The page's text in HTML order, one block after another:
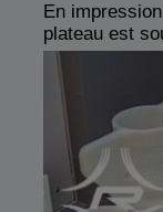
En
plateau est